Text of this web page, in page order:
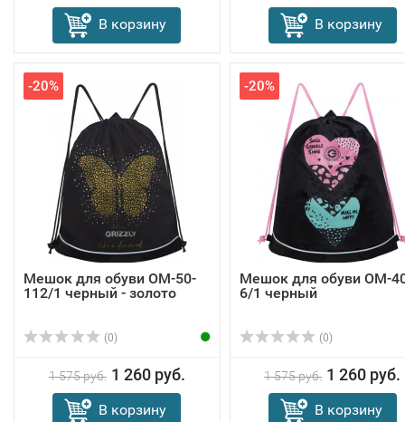
В корзину В корзину
-20%
Мешок для обуви OM-50-
112/1 черный - золото
(0)
1 575 руб. 1 260 руб.
В корзину
-20%
Мешок для обуви OM-
6/1 черный
(0)
1 575 руб. 1 260 руб.
В корзину